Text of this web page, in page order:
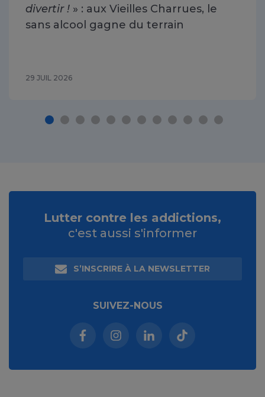
divertir ! » : aux Vieilles Charrues, le
sans alcool gagne du terrain
29 JUIL 2026
Lutter contre les addictions,
c'est aussi s'informer
S’INSCRIRE À LA NEWSLETTER
SUIVEZ-NOUS
Facebook (nouvelle fenêtre)
Instagram (nouvelle fenêtre)
Linkedin (nouvelle
Tiktok (nouvelle